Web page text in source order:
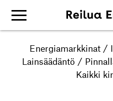
Energiamarkkinat /
Lainsäädäntö /
Kaikki